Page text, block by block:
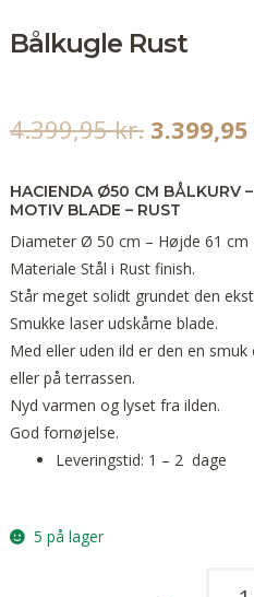
Bålkugle Rust
4.399,95kr. 3.399,95
HACIENDA Ø50 CM BÅLKURV
MOTIV BLADE – RUST
Diameter Ø 50 cm – Højde 61 cm
Materiale Stål i Rust finish.
Står meget solidt grundet den
Smukke laser udskårne blade.
Med eller uden ild er den en
eller på terrassen.
Nyd varmen og lyset fra ilden.
God fornøjelse.
Leveringstid: 1 – 2 dage
5 på lager